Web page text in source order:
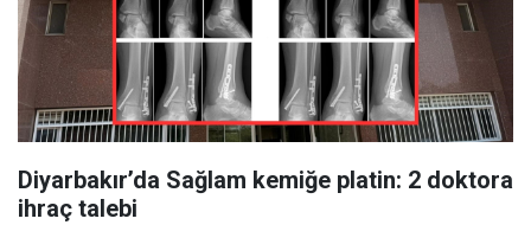
Diyarbakır’da Sağlam kemiğe platin: 2 doktora
ihraç talebi